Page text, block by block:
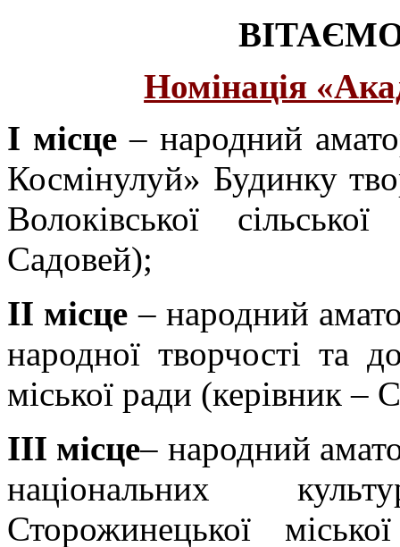
Номінація
І місце – народний
Космінулуй» Будинку
Волоківської
Садовей);
ІІ місце –народний
народної творчості та
міської ради (керівник –
ІІІ місце– народний
національних
Сторожинецької